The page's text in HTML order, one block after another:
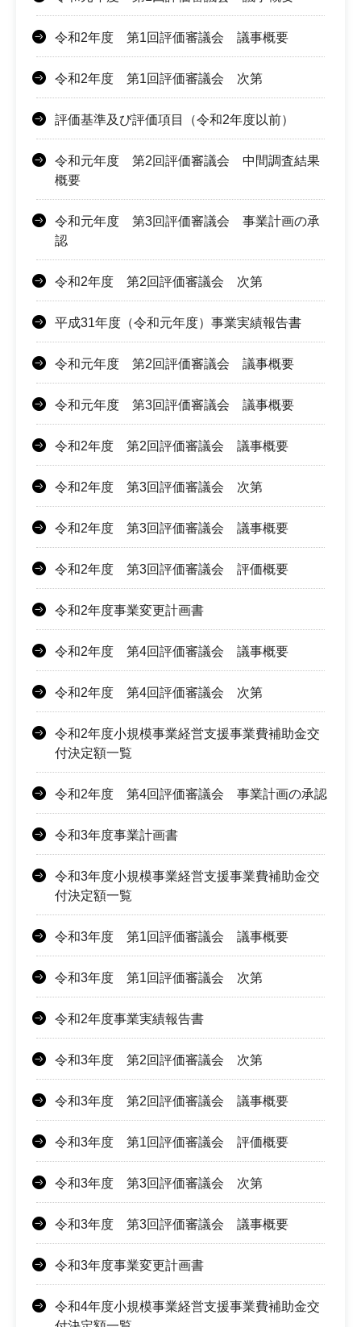
令和2年度 第1回評価審議会 議事概要
令和2年度 第1回評価審議会 次第
評価基準及び評価項目（令和2年度以前）
令和元年度 第2回評価審議会 中間調査結果
概要
令和元年度 第3回評価審議会 事業計画の承
認
令和2年度 第2回評価審議会 次第
平成31年度（令和元年度）事業実績報告書
令和元年度 第2回評価審議会 議事概要
令和元年度 第3回評価審議会 議事概要
令和2年度 第2回評価審議会 議事概要
令和2年度 第3回評価審議会 次第
令和2年度 第3回評価審議会 議事概要
令和2年度 第3回評価審議会 評価概要
令和2年度事業変更計画書
令和2年度 第4回評価審議会 議事概要
令和2年度 第4回評価審議会 次第
令和2年度小規模事業経営支援事業費補助金交
付決定額一覧
令和2年度 第4回評価審議会 事業計画の承認
令和3年度事業計画書
令和3年度小規模事業経営支援事業費補助金交
付決定額一覧
令和3年度 第1回評価審議会 議事概要
令和3年度 第1回評価審議会 次第
令和2年度事業実績報告書
令和3年度 第2回評価審議会 次第
令和3年度 第2回評価審議会 議事概要
令和3年度 第1回評価審議会 評価概要
令和3年度 第3回評価審議会 次第
令和3年度 第3回評価審議会 議事概要
令和3年度事業変更計画書
令和4年度小規模事業経営支援事業費補助金交